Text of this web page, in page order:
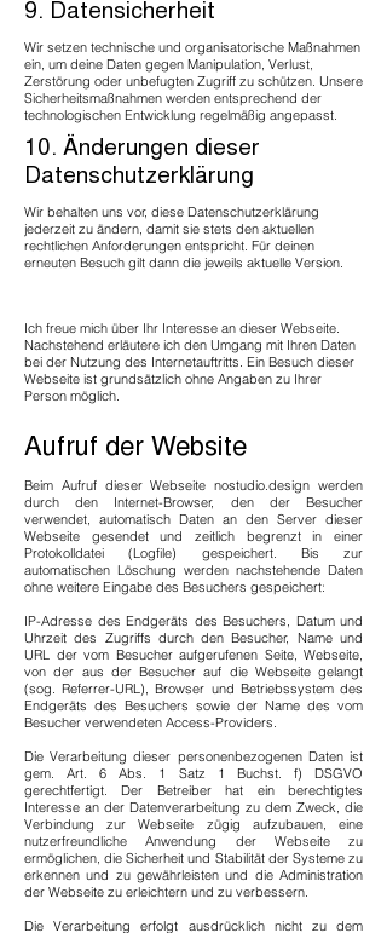
9. Datensicherheit
Wir setzen technische und organisatorische Maßnahmen
ein, um deine Daten gegen Manipulation, Verlust,
Zerstörung oder unbefugten Zugriff zu schützen. Unsere
Sicherheitsmaßnahmen werden entsprechend der
technologischen Entwicklung regelmäßig angepasst.
10. Änderungen dieser
Datenschutzerklärung
Wir behalten uns vor, diese Datenschutzerklärung
jederzeit zu ändern, damit sie stets den aktuellen
rechtlichen Anforderungen entspricht. Für deinen
erneuten Besuch gilt dann die jeweils aktuelle Version.
Ich freue mich über Ihr Interesse an dieser Webseite.
Nachstehend erläutere ich den Umgang mit Ihren Daten
bei der Nutzung des Internetauftritts. Ein Besuch dieser
Webseite ist grundsätzlich ohne Angaben zu Ihrer
Person möglich.​
Aufruf der Website
Beim Aufruf dieser Webseite nostudio.design werden
durch den Internet-Browser, den der Besucher
verwendet, automatisch Daten an den Server dieser
Webseite gesendet und zeitlich begrenzt in einer
Protokolldatei (Logfile) gespeichert. Bis zur
automatischen Löschung werden nachstehende Daten
ohne weitere Eingabe des Besuchers gespeichert:
IP-Adresse des Endgeräts des Besuchers, Datum und
Uhrzeit des Zugriffs durch den Besucher, Name und
URL der vom Besucher aufgerufenen Seite, Webseite,
von der aus der Besucher auf die Webseite gelangt
(sog. Referrer-URL), Browser und Betriebssystem des
Endgeräts des Besuchers sowie der Name des vom
Besucher verwendeten Access-Providers.‍
Die Verarbeitung dieser personenbezogenen Daten ist
gem. Art. 6 Abs. 1 Satz 1 Buchst. f) DSGVO
gerechtfertigt. Der Betreiber hat ein berechtigtes
Interesse an der Datenverarbeitung zu dem Zweck, die
Verbindung zur Webseite zügig aufzubauen, eine
nutzerfreundliche Anwendung der Webseite zu
ermöglichen, die Sicherheit und Stabilität der Systeme zu
erkennen und zu gewährleisten und die Administration
der Webseite zu erleichtern und zu verbessern.
Die Verarbeitung erfolgt ausdrücklich nicht zu dem